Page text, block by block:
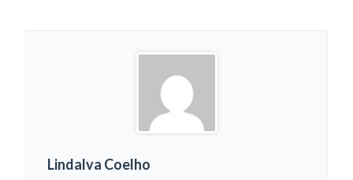
Lindalva Coelho